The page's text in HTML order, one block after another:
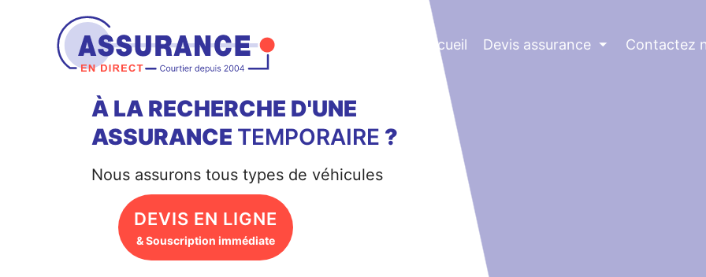
Accueil Devis assurance ⏷ Contactez
À LA RECHERCHE D'UNE
ASSURANCE TEMPORAIRE ?
Nous assurons tous types de véhicules
DEVIS EN LIGNE
& Souscription immédiate